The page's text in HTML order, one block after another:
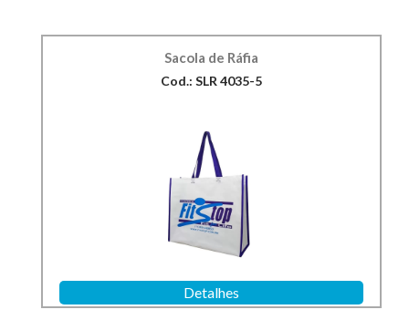
Sacola de Ráfia
Cod.: SLR 4035-5
Detalhes